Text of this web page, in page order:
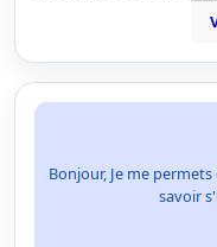
Bonjour, Je me
savoir